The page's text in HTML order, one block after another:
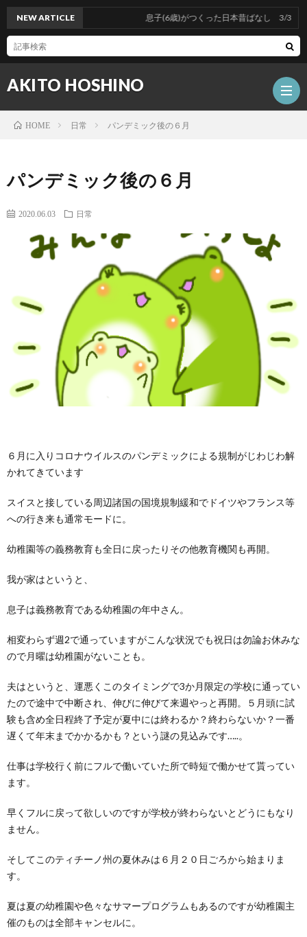
AKITO HOSHINO
NEW ARTICLE 息子(6歳)がつくった日本昔ばなし 3/3
HOME 日常 パンデミック後の６月
パンデミック後の６月
2020.06.03 日常
６月に入りコロナウイルスのパンデミックによる規制がじわじわ解
かれてきています
スイスと接している周辺諸国の国境規制緩和でドイツやフランス等
への行き来も通常モードに。
幼稚園等の義務教育も全日に戻ったりその他教育機関も再開。
我が家はというと、
息子は義務教育である幼稚園の年中さん。
相変わらず週2で通っていますがこんな状況でも祝日は勿論お休みな
ので月曜は幼稚園がないことも。
夫はというと、運悪くこのタイミングで3か月限定の学校に通ってい
たので途中で中断され、伸びに伸びて来週やっと再開。５月頭に試
験も含め全日程終了予定が夏中には終わるか？終わらないか？一番
遅くて年末までかかるかも？という謎の見込みです…..。
仕事は学校行く前にフルで働いていた所で時短で働かせて貰ってい
ます。
早くフルに戻って欲しいのですが学校が終わらないとどうにもなり
ません。
そしてこのティチーノ州の夏休みは６月２０日ごろから始まりま
す。
夏は夏の幼稚園や色々なサマープログラムもあるのですが幼稚園主
催のものは全部キャンセルに。